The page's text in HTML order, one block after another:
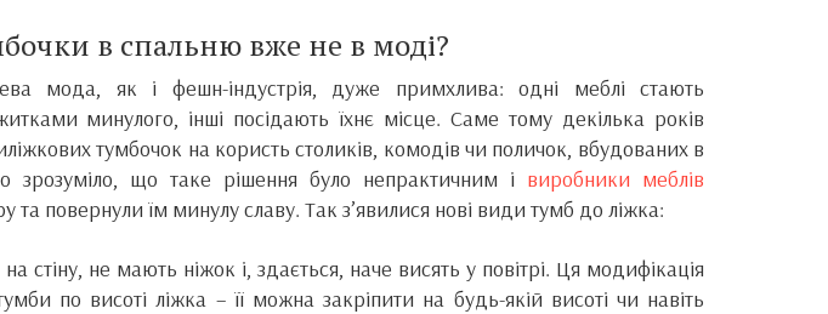
в спальню вже не в моді?
мода, як і фешн-індустрія, дуже примхлива: одні меблі стають
минулого, інші посідають їхнє місце. Саме тому декілька років
тумбочок на користь столиків, комодів чи поличок, вбудованих в
що таке рішення було непрактичним і виробники меблів
та повернули їм минулу славу. Так з’явилися нові види тумб до ліжка:
на стіну, не мають ніжок і, здається, наче висять у повітрі. Ця модифікація
по висоті ліжка – її можна закріпити на будь-якій висоті чи навіть